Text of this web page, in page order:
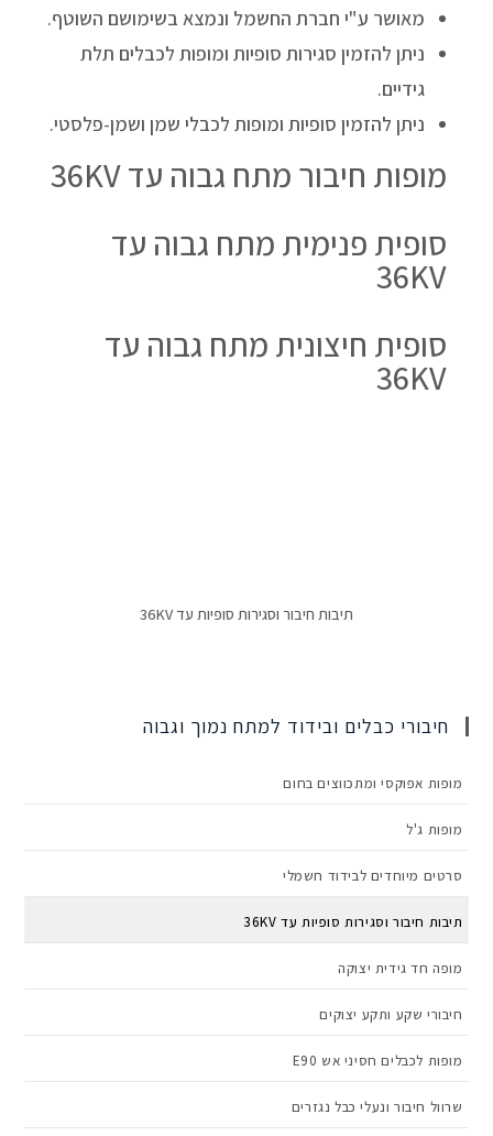
מאושר ע"י חברת החשמל ונמצא בשימושם השוטף.
ניתן להזמין סגירות סופיות ומופות לכבלים תלת
גידיים.
ניתן להזמין סופיות ומופות לכבלי שמן ושמן-פלסטי.
מופות חיבור מתח גבוה עד 36KV
סופית פנימית מתח גבוה עד
36KV
סופית חיצונית מתח גבוה עד
36KV
תיבות חיבור וסגירות סופיות עד 36KV
חיבורי כבלים ובידוד למתח נמוך וגבוה
מופות אפוקסי ומתכווצים בחום
מופות ג'ל
סרטים מיוחדים לבידוד חשמלי
תיבות חיבור וסגירות סופיות עד 36KV
מופה חד גידית יצוקה
חיבורי שקע ותקע יצוקים
מופות לכבלים חסיני אש E90
שרוול חיבור ונעלי כבל נגזרים